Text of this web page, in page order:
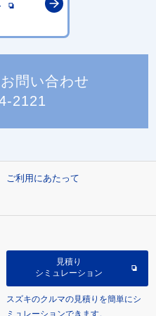
問い合わせ
2121
ご利用にあたって
見積り
シミュレーション
スズキのクルマの見積りを簡単にシ
ミュレーションできます。